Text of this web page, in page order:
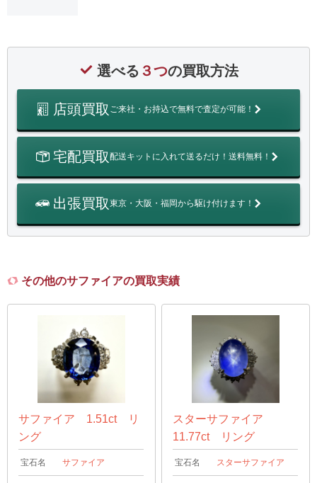
選べる ３つの買取方法
店頭買取 ご来社・お持込で無料で査定が可能！
宅配買取配送キットに入れて送るだけ！送料無料！
出張買取東京・大阪・福岡から駆け付けます！
その他のサファイアの買取実績
サファイア 1.51ct リ
ング
宝石名 サファイア
スターサファイア
11.77ct リング
宝石名 スターサファイア